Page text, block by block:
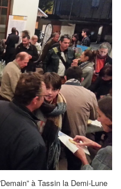
à Tassin la Demi-Lune